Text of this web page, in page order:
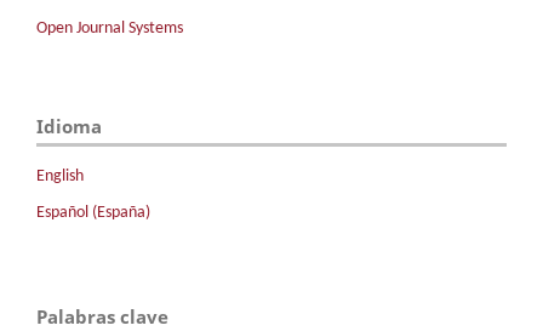
Open Journal Systems
Idioma
English
Español (España)
Palabras clave